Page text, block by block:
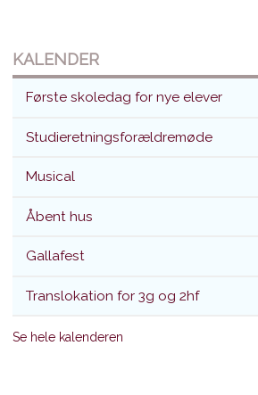
KALENDER
Første skoledag for nye elever
Studieretningsforældremøde
Musical
Åbent hus
Gallafest
Translokation for 3g og 2hf
Se hele kalenderen